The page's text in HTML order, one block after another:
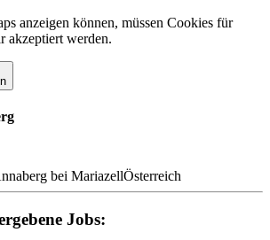
anzeigen können, müssen Cookies für
akzeptiert werden.
bei MariazellÖsterreich
Jobs: